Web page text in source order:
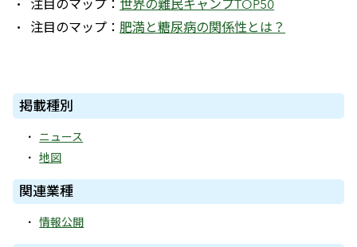
注目のマップ： 世界の難民キャンプTOP50
注目のマップ：肥満と糖尿病の関係性とは？
掲載種別
ニュース
地図
関連業種
情報公開